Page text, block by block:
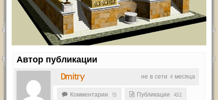
Автор публикации
не в сети 4 месяца
Dmitry
Комментарии: 15 Публикации: 432